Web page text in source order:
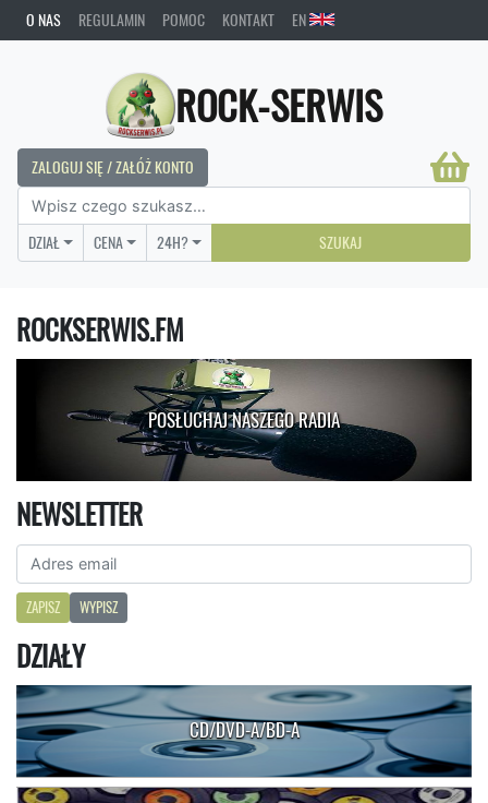
O NAS REGULAMIN POMOC KONTAKT EN
ROCK-SERWIS
ZALOGUJ SIĘ / ZAŁÓŻ KONTO
DZIAŁ CENA 24H? SZUKAJ
ROCKSERWIS.FM
POSŁUCHAJ NASZEGO RADIA
NEWSLETTER
ZAPISZ WYPISZ
DZIAŁY
CD/DVD-A/BD-A